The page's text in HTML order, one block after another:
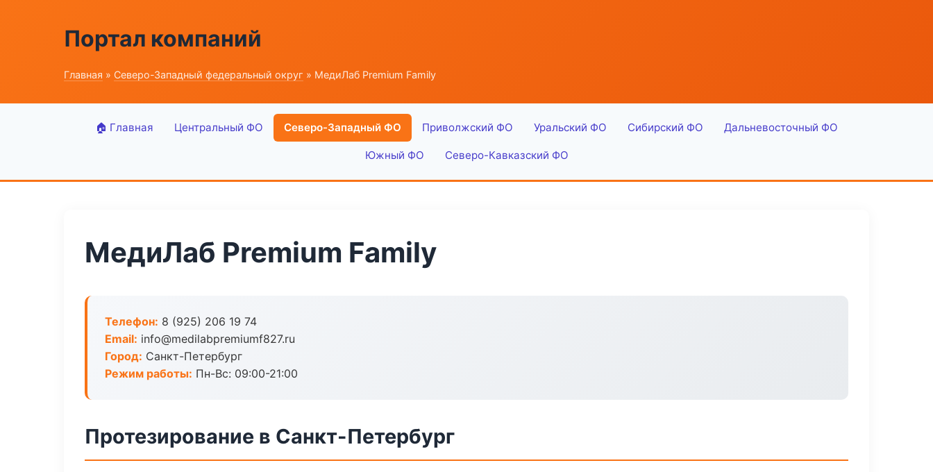
Портал компаний
Главная » Северо-Западный федеральный округ » МедиЛаб Premium Family
🏠 Главная Центральный ФО Северо-Западный ФО Приволжский ФО Уральский ФО Сибирский ФО Дальневосточный ФО
Южный ФО Северо-Кавказский ФО
МедиЛаб Premium Family
Телефон: 8 (925) 206 19 74
Email: info@medilabpremiumf827.ru
Город: Санкт-Петербург
Режим работы: Пн-Вс: 09:00-21:00
Протезирование в Санкт-Петербург